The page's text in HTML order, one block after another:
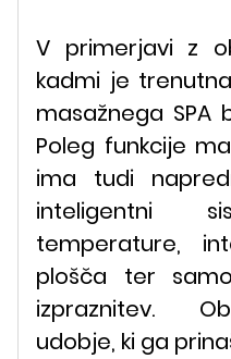
V primerjavi z
kadmi je
masažnega SPA
Poleg funkcije
ima tudi
inteligentni
temperature,
plošča ter
izpraznitev.
udobje, ki ga